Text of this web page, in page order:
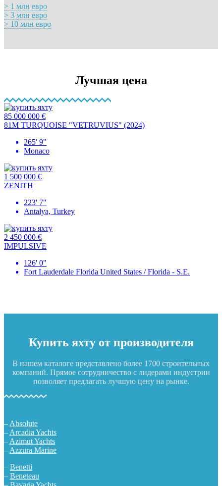
> 1 млн евро
> 3 млн евро
> 10 млн евро
Лучшая цена
85 000 000 €
81M TURQUOISE "VETRUVIUS" (2024)
265' 9"
Monaco
1 500 000 €
ZENITH
223' 7"
Antalya, Turkey
2 450 000 €
IMPULSIVE
126' 0"
Fort Lauderdale Florida United States / Florida - S.E.
Купить яхту от производителя
В нашем каталоге представлено более 1700 строительных
компаний. Прямое сотрудничество с лидерами индустрии
позволяет предлагать лучшую цену на рынке.
– Absolute
– Arcadia Yachts
– Azimut Yachts
– Azzura Marine
– Benetti
– Beneteau